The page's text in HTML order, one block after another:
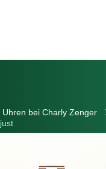
Uhren bei Charly Zenger